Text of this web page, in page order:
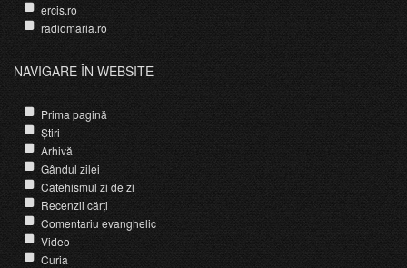
ercis.ro
radiomaria.ro
NAVIGARE ÎN WEBSITE
Prima pagină
Știri
Arhivă
Gândul zilei
Catehismul zi de zi
Recenzii cărți
Comentariu evanghelic
Video
Curia